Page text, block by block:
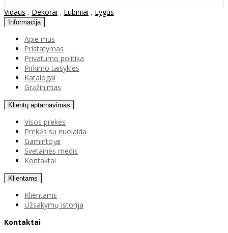
Vidaus , Dekorai , Lubiniai , Lygūs
Informacija
Apie mus
Pristatymas
Privatumo politika
Pirkimo taisyklės
Katalogai
Grąžinimas
Klientų aptarnavimas
Visos prekės
Prekės su nuolaida
Gamintojai
Svetainės medis
Kontaktai
Klientams
Klientams
Užsakymų istorija
Kontaktai